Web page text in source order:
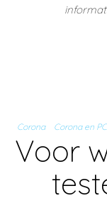
Corona Corona en
Voor